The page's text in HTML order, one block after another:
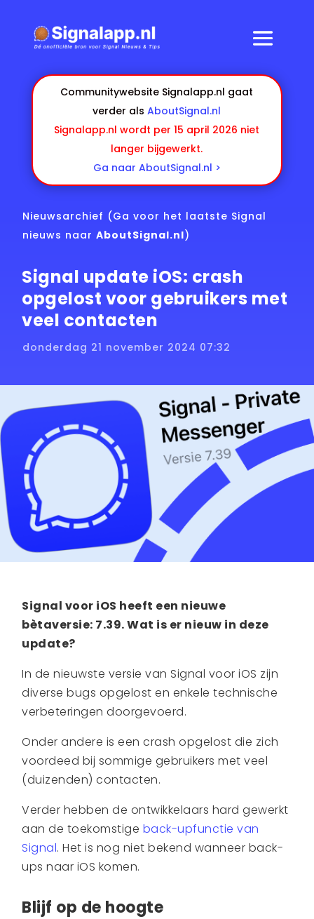
Communitywebsite Signalapp.nl gaat
verder alsAboutSignal.nl
Signalapp.nl wordt per 15 april 2026 niet
langer bijgewerkt.
Ga naar AboutSignal.nl >
Nieuwsarchief (Ga voor het laatste Signal
nieuws naarAboutSignal.nl)
Signal update iOS: crash
opgelost voor gebruikers met
veel contacten
donderdag 21 november 2024 07:32
Signal voor iOS heeft een nieuwe
bètaversie: 7.39. Wat is er nieuw in deze
update?
In de nieuwste versie van Signal voor iOS zijn
diverse bugs opgelost en enkele technische
verbeteringen doorgevoerd.
Onder andere is een crash opgelost die zich
voordeed bij sommige gebruikers met veel
(duizenden) contacten.
Verder hebben de ontwikkelaars hard gewerkt
aan de toekomstige back-upfunctie van
Signal. Het is nog niet bekend wanneer back-
ups naar iOS komen.
Blijf op de hoogte